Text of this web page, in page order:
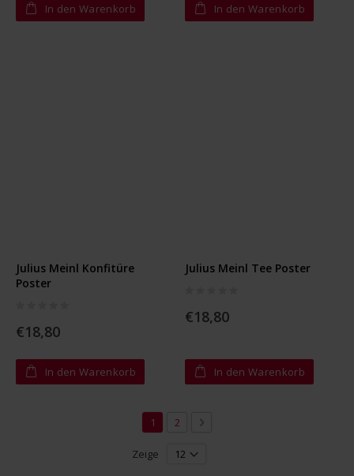
In den Warenkorb In den Warenkorb
Julius Meinl Konfitüre
Poster
€18,80
In den Warenkorb
Julius Meinl Tee Poster
€18,80
In den Warenkorb
SeiteSie lesen gerade die Seite
1 Seite
2 Seite
Weiter
Zeige